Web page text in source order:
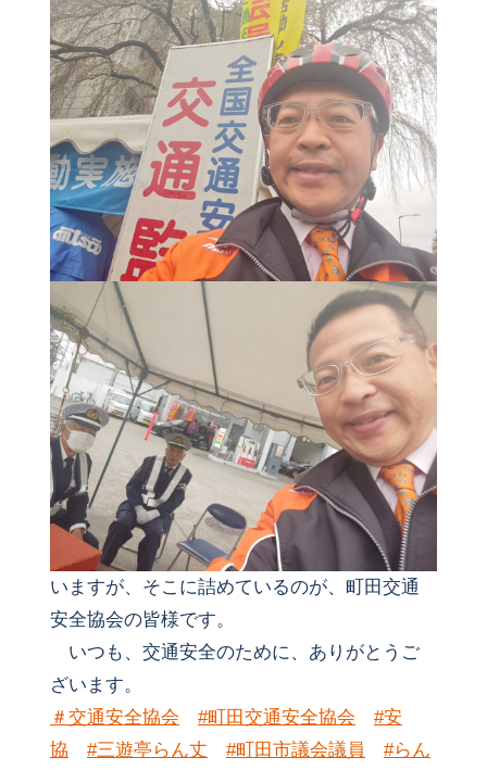
いますが、そこに詰めているのが、町田交通
安全協会の皆様です。
いつも、交通安全のために、ありがとうご
ざいます。
＃交通安全協会
#町田交通安全協会
#安
協
#三遊亭らん丈 #町田市議会議員
#らん